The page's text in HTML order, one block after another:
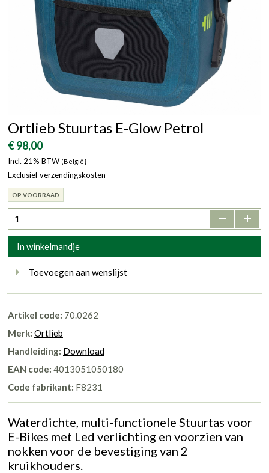
Ortlieb Stuurtas E-Glow Petrol
€ 98,00
Incl. 21% BTW (België}
Exclusief verzendingskosten
OP VOORRAAD
- +
In winkelmandje
Toevoegen aan wenslijst
Artikel code: 70.0262
Merk: Ortlieb
Handleiding: Download
EAN code: 4013051050180
Code fabrikant: F8231
Waterdichte, multi-functionele Stuurtas voor
E-Bikes met Led verlichting en voorzien van
nokken voor de bevestiging van 2
kruikhouders.